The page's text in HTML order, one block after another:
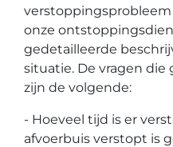
onze
gedetailleerde
situatie. De vragen
zijn de volgende:
- Hoeveel tijd is er
afvoerbuis verstopt is